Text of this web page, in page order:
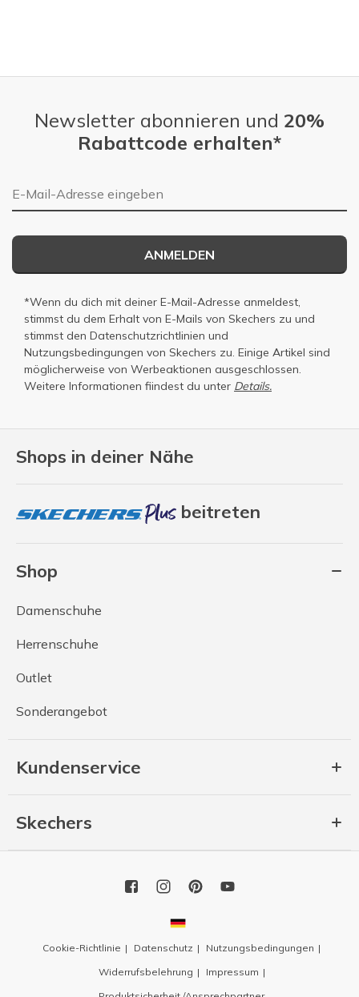
Shops in deiner Nähe
beitreten
Shop
Damenschuhe
Herrenschuhe
Outlet
Sonderangebot
Kundenservice
Skechers
Newsletter abonnieren und 20%
Rabattcode erhalten*
E-Mail-Adresse
ANMELDEN
*Wenn du dich mit deiner E-Mail-Adresse anmeldest,
stimmst du dem Erhalt von E-Mails von Skechers zu und
stimmst den Datenschutzrichtlinien und
Nutzungsbedingungen von Skechers zu. Einige Artikel sind
möglicherweise von Werbeaktionen ausgeschlossen.
Weitere Informationen fiindest du unter Details.
Cookie-Richtlinie Datenschutz
Nutzungsbedingungen
Widerrufsbelehrung
Impressum